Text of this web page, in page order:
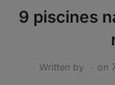
9 piscines
Written by on